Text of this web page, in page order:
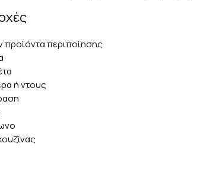
προϊόντα περιποίησης
ή ντους